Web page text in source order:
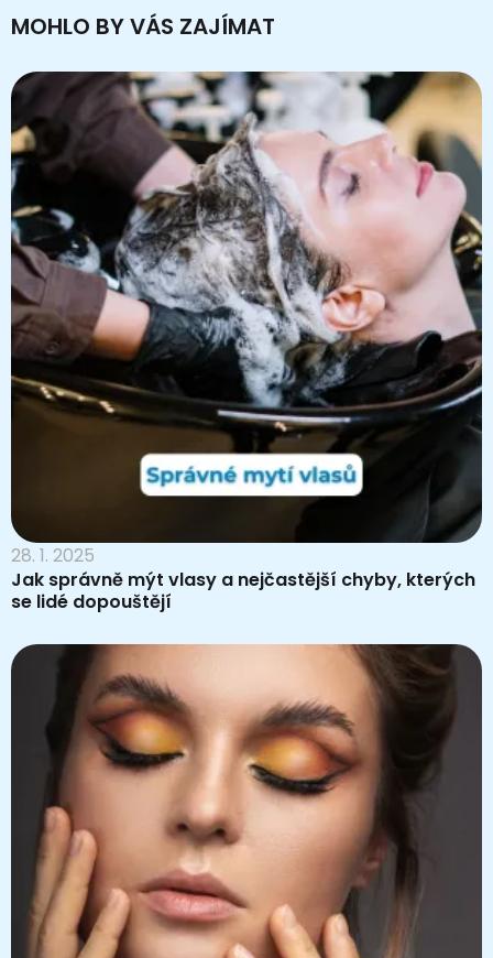
MOHLO BY VÁS ZAJÍMAT
28. 1. 2025
Jak správně mýt vlasy a nejčastější chyby, kterých
se lidé dopouštějí